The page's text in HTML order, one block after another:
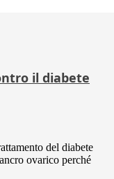
il diabete
del diabete
ovarico perché